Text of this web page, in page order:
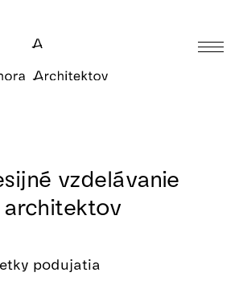
vzdelávanie
architektov
podujatia